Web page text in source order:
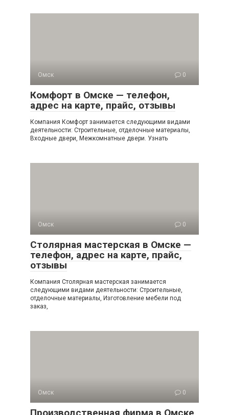
Омск 0
Комфорт в Омске — телефон,
адрес на карте, прайс, отзывы
Компания Комфорт занимается следующими видами
деятельности: Строительные, отделочные материалы,
Входные двери, Межкомнатные двери. Узнать
Омск 0
Столярная мастерская в Омске —
телефон, адрес на карте, прайс,
отзывы
Компания Столярная мастерская занимается
следующими видами деятельности: Строительные,
отделочные материалы, Изготовление мебели под
заказ,
Омск 0